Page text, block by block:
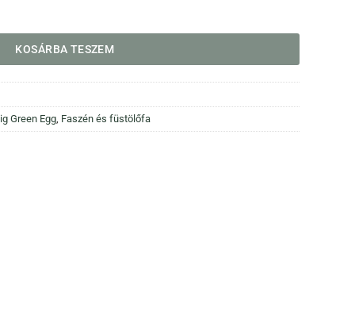
KOSÁRBA TESZEM
Green Egg Faszén és füstölőfa